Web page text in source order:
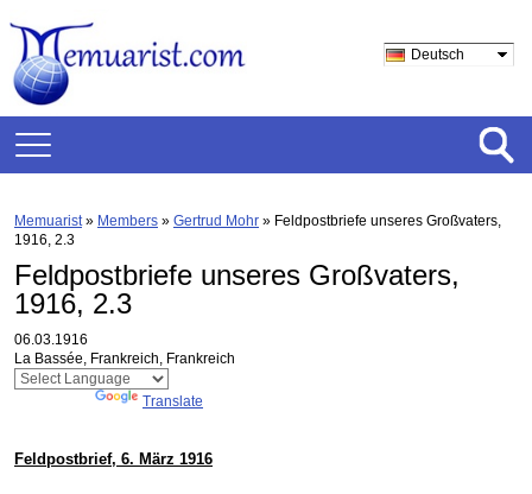
Deutsch
Memuarist» Members » Gertrud Mohr » Feldpostbriefe unseres Großvaters,
1916, 2.3
Feldpostbriefe unseres Großvaters,
1916, 2.3
06.03.1916
La Bassée, Frankreich, Frankreich
Translate
Feldpostbrief, 6. März 1916